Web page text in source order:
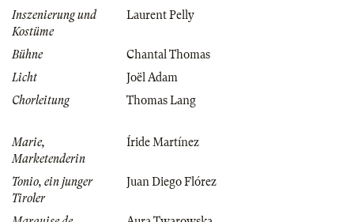
Inszenierung und
Kostüme
Laurent Pelly
Bühne
Chantal Thomas
Licht
Joël Adam
Chorleitung
Thomas Lang
Marie,
Marketenderin
Íride Martínez
Tonio, ein junger
Tiroler
Juan Diego Flórez